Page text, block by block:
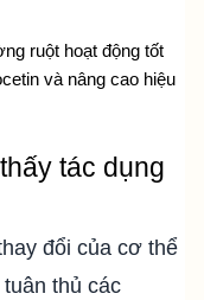
ruột hoạt động tốt
và nâng cao hiệu
tác dụng
đổi của cơ thể
thủ các